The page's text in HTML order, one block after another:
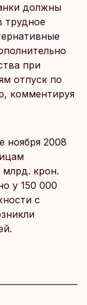
должны
трудное
при
отпуск по
комментируя
ноября 2008
крон.
у 150 000
с